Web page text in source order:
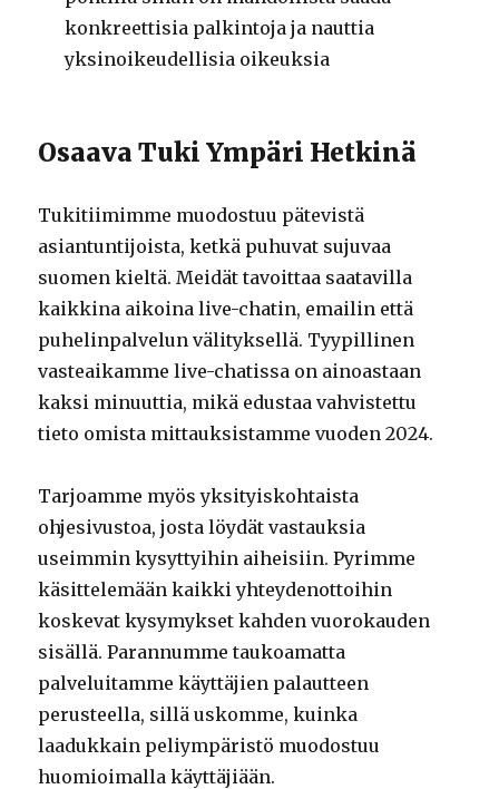
konkreettisia palkintoja ja nauttia
yksinoikeudellisia oikeuksia
Osaava Tuki Ympäri Hetkinä
Tukitiimimme muodostuu pätevistä
asiantuntijoista, ketkä puhuvat sujuvaa
suomen kieltä. Meidät tavoittaa saatavilla
kaikkina aikoina live-chatin, emailin että
puhelinpalvelun välityksellä. Tyypillinen
vasteaikamme live-chatissa on ainoastaan
kaksi minuuttia, mikä edustaa vahvistettu
tieto omista mittauksistamme vuoden 2024.
Tarjoamme myös yksityiskohtaista
ohjesivustoa, josta löydät vastauksia
useimmin kysyttyihin aiheisiin. Pyrimme
käsittelemään kaikki yhteydenottoihin
koskevat kysymykset kahden vuorokauden
sisällä. Parannumme taukoamatta
palveluitamme käyttäjien palautteen
perusteella, sillä uskomme, kuinka
laadukkain peliympäristö muodostuu
huomioimalla käyttäjiään.